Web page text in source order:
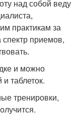
над собой веду
практикам за
приемов,
и можно
таблеток.
тренировки,